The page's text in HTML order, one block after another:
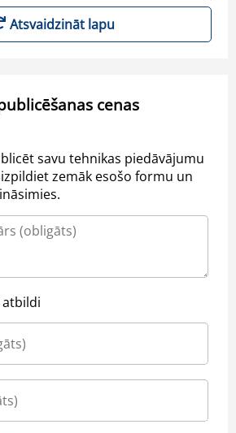
Atsvaidzināt lapu
cenas
savu tehnikas piedāvājumu
zemāk esošo formu un
atbildi